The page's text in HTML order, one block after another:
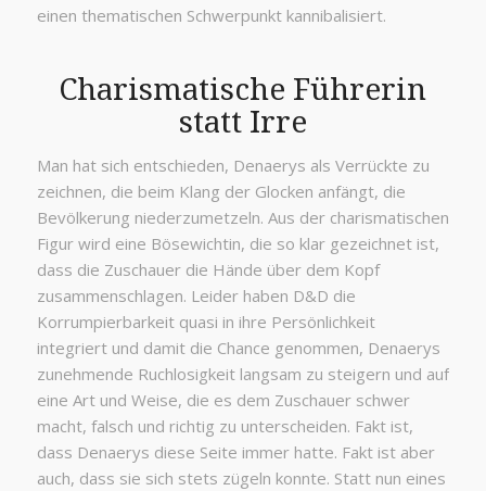
einen thematischen Schwerpunkt kannibalisiert.
Charismatische Führerin
statt Irre
Man hat sich entschieden, Denaerys als Verrückte zu
zeichnen, die beim Klang der Glocken anfängt, die
Bevölkerung niederzumetzeln. Aus der charismatischen
Figur wird eine Bösewichtin, die so klar gezeichnet ist,
dass die Zuschauer die Hände über dem Kopf
zusammenschlagen. Leider haben D&D die
Korrumpierbarkeit quasi in ihre Persönlichkeit
integriert und damit die Chance genommen, Denaerys
zunehmende Ruchlosigkeit langsam zu steigern und auf
eine Art und Weise, die es dem Zuschauer schwer
macht, falsch und richtig zu unterscheiden. Fakt ist,
dass Denaerys diese Seite immer hatte. Fakt ist aber
auch, dass sie sich stets zügeln konnte. Statt nun eines